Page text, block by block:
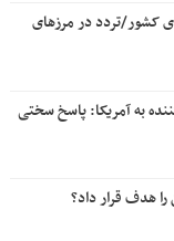
کشور/تردد در مرزهای
به آمریکا: پاسخ سختی
هدف قرار داد؟